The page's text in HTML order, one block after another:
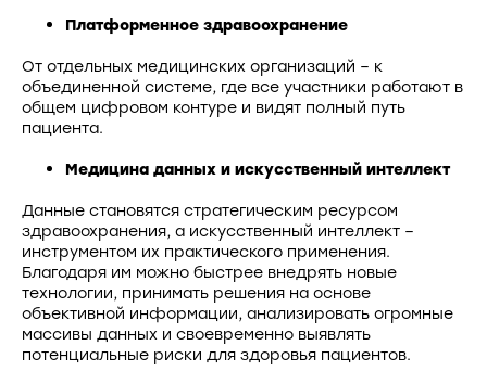
Платформенное здравоохранение
От отдельных медицинских организаций – к
объединенной системе, где все участники работают в
общем цифровом контуре и видят полный путь
пациента.
Медицина данных и искусственный интеллект
Данные становятся стратегическим ресурсом
здравоохранения, а искусственный интеллект –
инструментом их практического применения.
Благодаря им можно быстрее внедрять новые
технологии, принимать решения на основе
объективной информации, анализировать огромные
массивы данных и своевременно выявлять
потенциальные риски для здоровья пациентов.